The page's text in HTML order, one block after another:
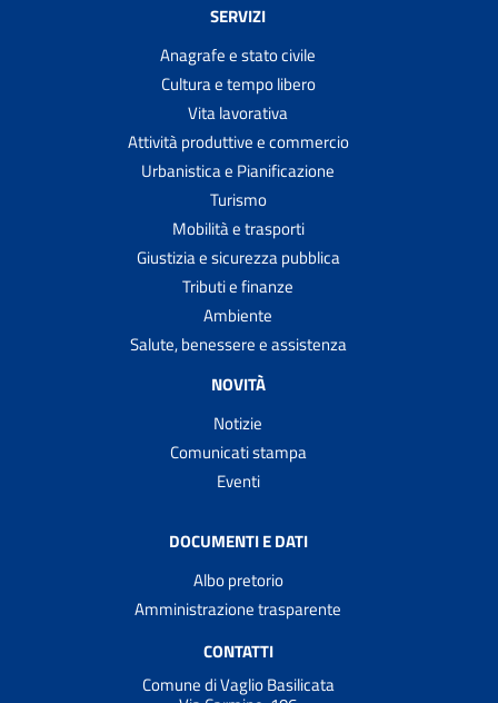
SERVIZI
Anagrafe e stato civile
Cultura e tempo libero
Vita lavorativa
Attività produttive e commercio
Urbanistica e Pianificazione
Turismo
Mobilità e trasporti
Giustizia e sicurezza pubblica
Tributi e finanze
Ambiente
Salute, benessere e assistenza
NOVITÀ
Notizie
Comunicati stampa
Eventi
DOCUMENTI E DATI
Albo pretorio
Amministrazione trasparente
CONTATTI
Comune di Vaglio Basilicata